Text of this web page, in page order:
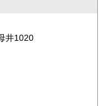
井1020